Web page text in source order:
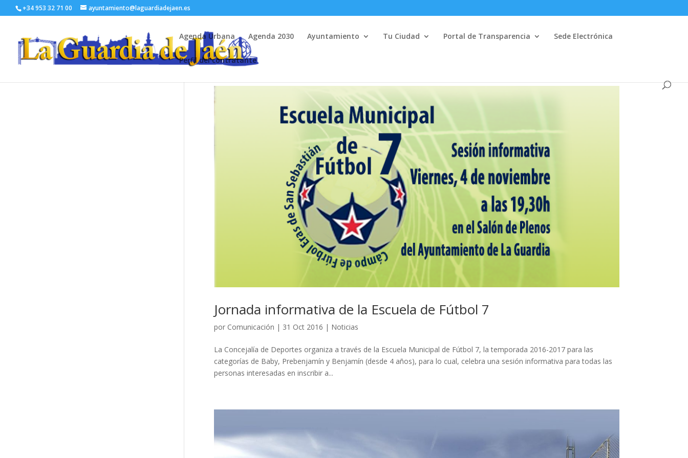
+34 953 32 71 00 ayuntamiento@laguardiadejaen.es
Agenda Urbana Agenda 2030 Ayuntamiento Tu Ciudad Portal de Transparencia Sede Electrónica
Perfil del contratante
Jornada informativa de la Escuela de Fútbol 7
por Comunicación | 31 Oct 2016 | Noticias
La Concejalía de Deportes organiza a través de la Escuela Municipal de Fútbol 7, la temporada 2016-2017 para las
categorías de Baby, Prebenjamín y Benjamín (desde 4 años), para lo cual, celebra una sesión informativa para todas las
personas interesadas en inscribir a...